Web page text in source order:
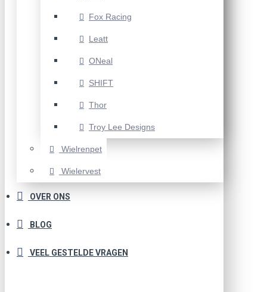
Fox Racing
Leatt
ONeal
SHIFT
Thor
Troy Lee Designs
Wielrenpet
Wielervest
OVER ONS
BLOG
VEEL GESTELDE VRAGEN